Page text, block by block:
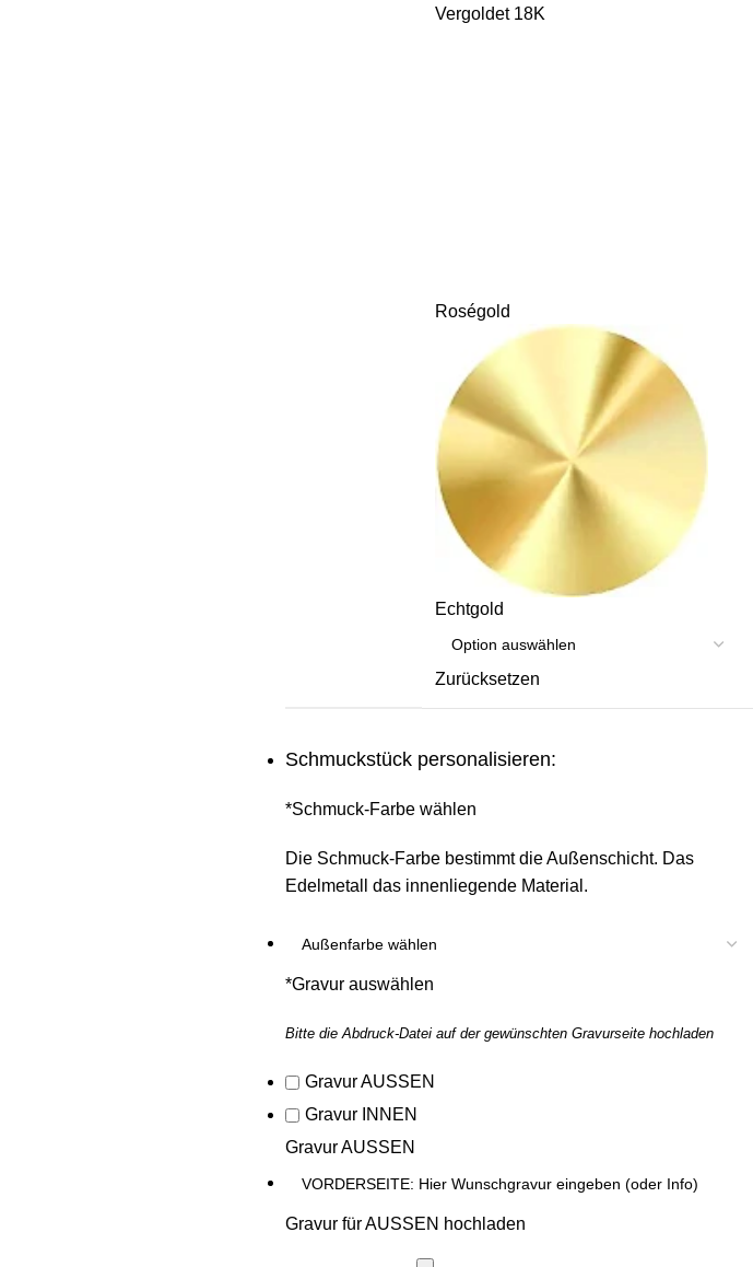
Vergoldet 18K
Roségold
Echtgold
Zurücksetzen
Schmuckstück personalisieren:
*Schmuck-Farbe wählen
Die Schmuck-Farbe bestimmt die Außenschicht. Das
Edelmetall das innenliegende Material.
*Gravur auswählen
Bitte die Abdruck-Datei auf der gewünschten Gravurseite hochladen
Gravur AUSSEN
Gravur INNEN
Gravur AUSSEN
Gravur für AUSSEN hochladen